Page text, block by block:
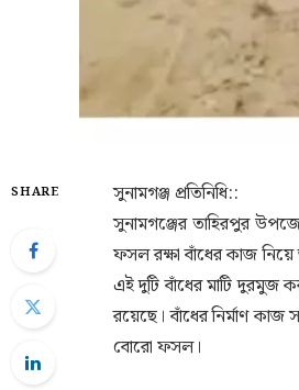
SHARE
সুনামগঞ্জ প্রতিনিধি::
সুনামগঞ্জের তাহিরপুর
ফসল রক্ষা বাঁধের কাজ
এই দুটি বাঁধের মাটি দুরমুজ
রয়েছে। বাঁধের নির্মাণ
বোরো ফসল।